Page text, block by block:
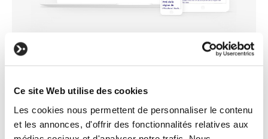
Ce site Web utilise des cookies
Les cookies nous permettent de personnaliser le contenu
et les annonces, d'offrir des fonctionnalités relatives aux